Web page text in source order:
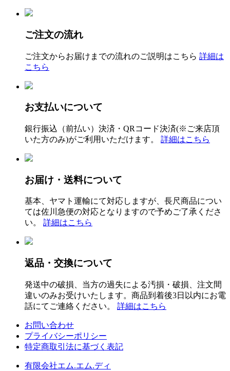
ご注文の流れ
ご注文からお届けまでの流れのご説明はこちら 詳細は
こちら
お支払いについて
銀行振込（前払い）決済・QRコード決済(※ご来店頂
いた方のみ)がご利用いただけます。 詳細はこちら
お届け・送料について
基本、ヤマト運輸にて対応しますが、長尺商品につい
ては佐川急便の対応となりますので予めご了承くださ
い。 詳細はこちら
返品・交換について
発送中の破損、当方の過失による汚損・破損、注文間
違いのみお受けいたします。商品到着後3日以内にお電
話にてご連絡ください。 詳細はこちら
お問い合わせ
プライバシーポリシー
特定商取引法に基づく表記
有限会社エム.エム.ディ